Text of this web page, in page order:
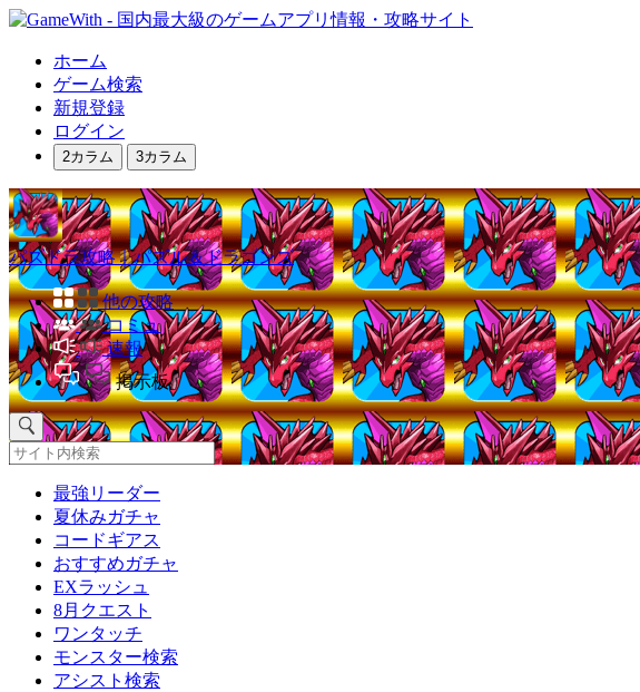
ホーム
ゲーム検索
新規登録
ログイン
2カラム 3カラム
パズドラ攻略｜パズル＆ドラゴンズ
他の攻略
コミュ
速報
掲示板
最強リーダー
夏休みガチャ
コードギアス
おすすめガチャ
EXラッシュ
8月クエスト
ワンタッチ
モンスター検索
アシスト検索